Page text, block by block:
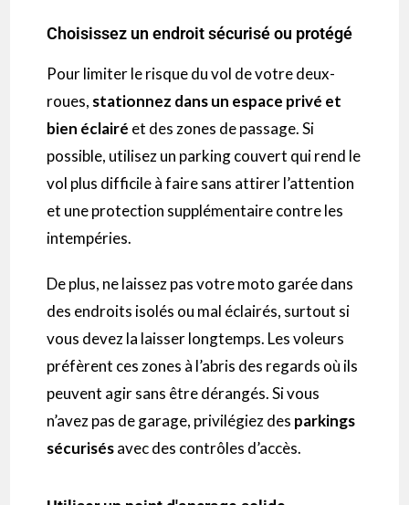
Choisissez un endroit sécurisé ou protégé
Pour limiter le risque du vol de votre deux-
roues, stationnez dans un espace privé et
bien éclairé et des zones de passage. Si
possible, utilisez un parking couvert qui rend le
vol plus difficile à faire sans attirer l’attention
et une protection supplémentaire contre les
intempéries.
De plus, ne laissez pas votre moto garée dans
des endroits isolés ou mal éclairés, surtout si
vous devez la laisser longtemps. Les voleurs
préfèrent ces zones à l’abris des regards où ils
peuvent agir sans être dérangés. Si vous
n’avez pas de garage, privilégiez des parkings
sécurisésavec des contrôles d’accès.